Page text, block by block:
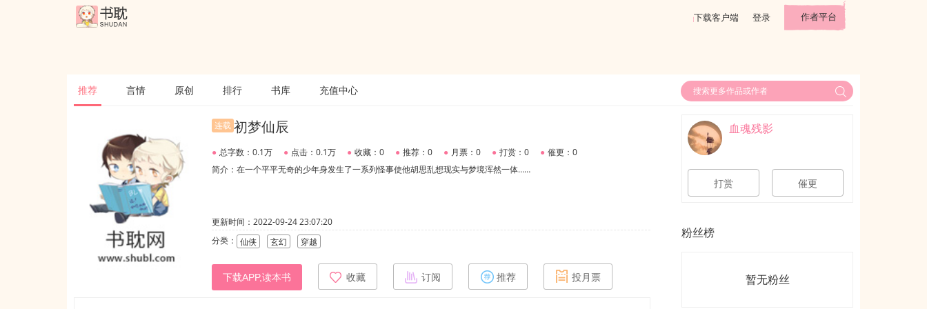
下载客户端 登录 作者平台
推荐 言情 原创 排行 书库 充值中心
连载 初梦仙辰
● 总字数：0.1万 ● 点击：0.1万 ● 收藏：0 ● 推荐：0 ● 月票：0 ● 打赏：0 ● 催更：0
简介：在一个平平无奇的少年身发生了一系列怪事使他胡思乱想现实与梦境浑然一体……
更新时间：2022-09-24 23:07:20
分类： 仙侠 玄幻 穿越
下载APP,读本书 收藏 订阅 推荐 投月票
血魂残影
打赏 催更
粉丝榜
暂无粉丝